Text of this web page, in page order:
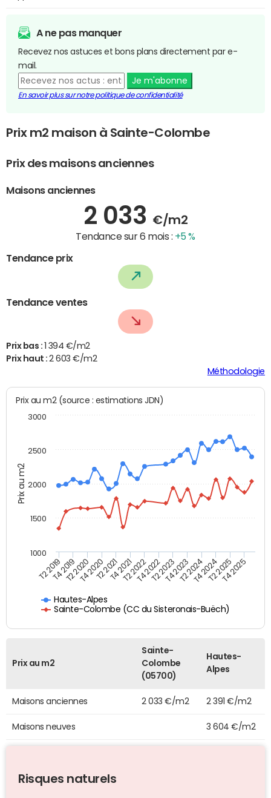
A ne pas manquer
Recevez nos astuces et bons plans directement par e-
mail.
Je m'abonne
En savoir plus sur notre politique de confidentialité
Prix m2 maison à Sainte-Colombe
Prix des maisons anciennes
Maisons anciennes
2 033 €/m2
Tendance sur 6 mois : +5 %
Tendance prix
Tendance ventes
Prix bas :
1 394 €/m2
Prix haut :2 603 €/m2
Méthodologie
Prix au m2
Prix au m2 (source : estimations JDN)
Hautes-Alpes
Sainte-Colombe (CC du Sisteronais-Buëch)
T2 2019T4 2019T2 2020T4 2020T2 2021T4 2021T2 2022T4 2022T2 2023T4 2023T2 2024T4 2024T2 2025T4 2025
1000
1500
2000
2500
3000
Prix au m2
Sainte-
Colombe
(05700)
Hautes-
Alpes
Maisons anciennes 2 033 €/m2 2 391 €/m2
Maisons neuves 3 604 €/m2
Risques naturels